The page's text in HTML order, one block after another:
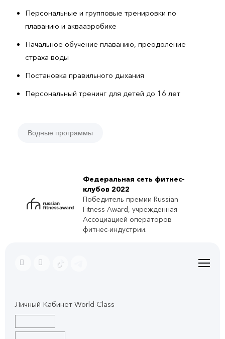
Персональные и групповые тренировки по
плаванию и аквааэробике
Начальное обучение плаванию, преодоление
страха воды
Постановка правильного дыхания
Персональный тренинг для детей до 16 лет
Водные программы
Федеральная сеть фитнес-
клубов 2022
Победитель премии Russian
Fitness Award, учрежденная
Ассоциацией операторов
фитнес-индустрии.
Личный Кабинет World Class